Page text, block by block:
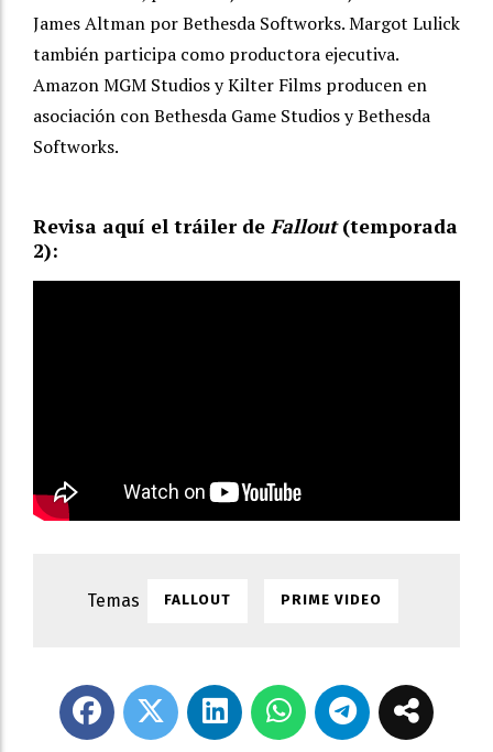
James Altman por Bethesda Softworks. Margot Lulick
también participa como productora ejecutiva.
Amazon MGM Studios y Kilter Films producen en
asociación con Bethesda Game Studios y Bethesda
Softworks.
Revisa aquí el tráiler de Fallout(temporada
2):
FALLOUT PRIME VIDEO